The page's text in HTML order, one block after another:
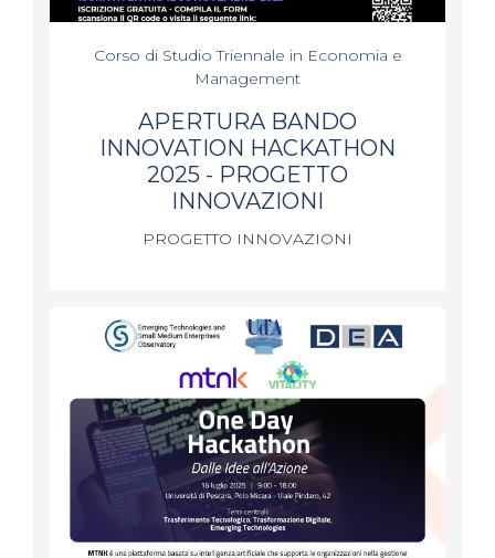
Corso di Studio Triennale in Economia e
Management
APERTURA BANDO
INNOVATION HACKATHON
2025 - PROGETTO
INNOVAZIONI
PROGETTO INNOVAZIONI